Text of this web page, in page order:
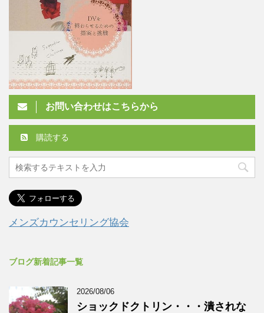
お問い合わせはこちらから
購読する
メンズカウンセリング協会
ブログ新着記事一覧
2026/08/06
ショックドクトリン・・・潰されな